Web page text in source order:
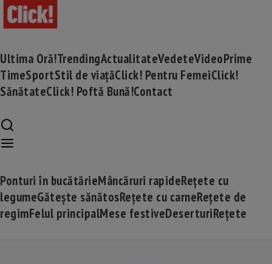
Ultima Oră!TrendingActualitateVedeteVideoPrime
TimeSportStil de viațăClick! Pentru FemeiClick!
SănătateClick! Poftă Bună!Contact
Ponturi în bucătărieMâncăruri rapideRețete cu
legumeGătește sănătosRețete cu carneRețete de
regimFelul principalMese festiveDeserturiRețete